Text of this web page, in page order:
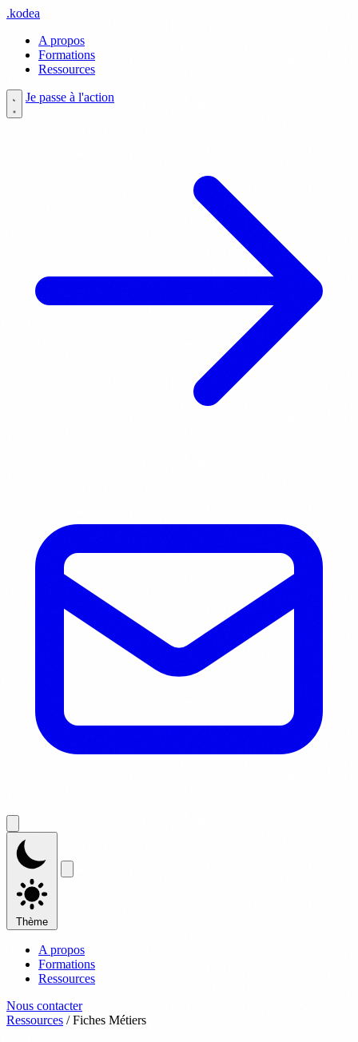
.kodea
A propos
Formations
Ressources
Je passe à l'action
Thème
A propos
Formations
Ressources
Nous contacter
Ressources / Fiches Métiers